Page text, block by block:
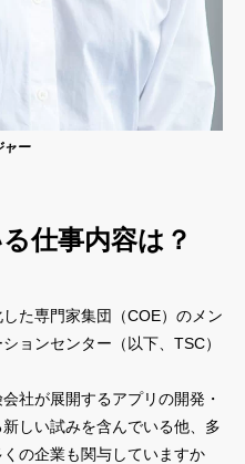
ャー
仕事内容は？
た専門家集団（COE）のメン
ョンセンター（以下、TSC）
社が展開するアプリの開発・
しい試みを含んでいる他、多
の企業も関与していますか